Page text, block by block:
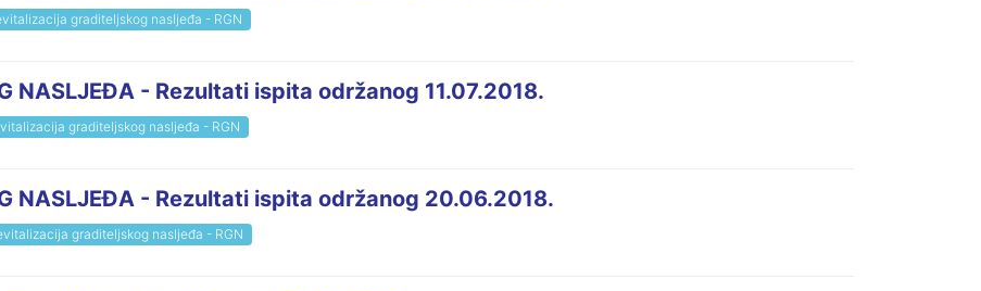
graditeljskog nasljeđa - RGN
NASLJEĐA - Rezultati ispita održanog 11.07.2018.
graditeljskog nasljeđa - RGN
NASLJEĐA - Rezultati ispita održanog 20.06.2018.
graditeljskog nasljeđa - RGN